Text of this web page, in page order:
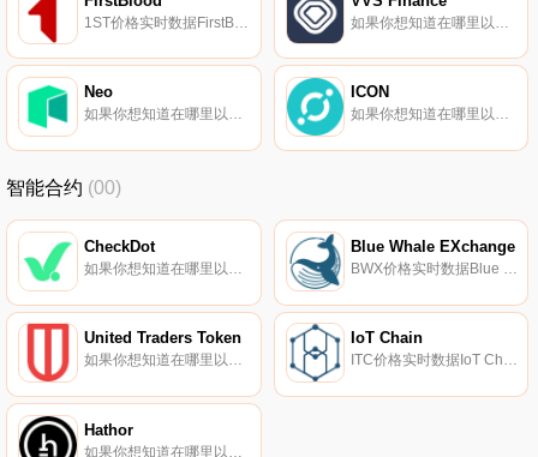
1ST价格实时数据FirstBlood（1ST）是一种加密货币,在以太坊平台上运行。FirstBlood的当前供应量为93486891,其中0正在流通。最近已知的FirstBlood价格为2.9159275美元,在过去24小时内上涨了10.67美元.
Neo
如果你想知道在哪里以当前价格购买Neo,目前交易{Neo]股票的顶级加密货币交易所是Binance、OKX、Deepcoin、Bitrue和WEEX。您可以在我们的加密货币交易所页面上找到其他列表.
ICON
如果你想知道在哪里以当前价格购买ICON,目前交易{ICON]股票的顶级加密货币交易所是Binance、OKX、Deepcoin、Bitrue和ByICXt。您可以在我们的加密货币交易所页面上找到其他列表.
智能合约 (00)
CheckDot Blue Whale EXchange
United Traders Token
如果你想知道在哪里以当前价格购买United Traders Token,目前交易{United Traders Token]股票的顶级加密货币交易所是HitBTC。您可以在我们的加密货币交易所页面上找到其他列表.
IoT Chain
ITC价格实时数据IoT Chain（ITC）是一种加密货币,在以太坊平台上运行。IoT Chain目前的供应量为99999999,流通量为87214657.4756。IoT Chain的最后已知价格为0.00012402美元,在过去24小时内上涨了0.00.
Hathor
如果你想知道在哪里以当前价格购买Hathor,目前交易{Hathor]股票的顶级加密货币交易所是KuCoin、Gate.io、CoinEx、AscendEX（BitMax）和Coinmetro。您可以在我们的加密货币交易所页面上找到其他列表.